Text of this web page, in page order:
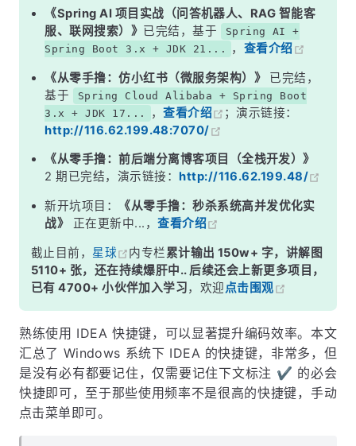
Ctrl + Shift
Alt + Shift
其他
官方快捷键文档
《Spring AI 项目实战（问答机器人、RAG 智能客
服、联网搜索）》 已完结，基于
Spring AI +
Spring Boot 3.x + JDK 21...
， 查看介绍
《从零手撸：仿小红书（微服务架构）》
已完结，
基于
Spring Cloud Alibaba + Spring Boot
3.x + JDK 17...
，查看介绍
；演示链接：
http://116.62.199.48:7070/
《从零手撸：前后端分离博客项目（全栈开发）》
2 期已完结，演示链接： http://116.62.199.48/
新开坑项目：
《从零手撸：秒杀系统高并发优化实
战》
正在更新中...，查看介绍
截止目前， 星球 内专栏累计输出 150w+ 字，讲解图
5110+ 张，还在持续爆肝中.. 后续还会上新更多项目，
已有 4700+ 小伙伴加入学习，欢迎点击围观
熟练使用 IDEA 快捷键，可以显著提升编码效率。本文
汇总了 Windows 系统下 IDEA 的快捷键，非常多，但
是没有必有都要记住，仅需要记住下文标注 ✔️ 的必会
快捷即可，至于那些使用频率不是很高的快捷键，手动
点击菜单即可。